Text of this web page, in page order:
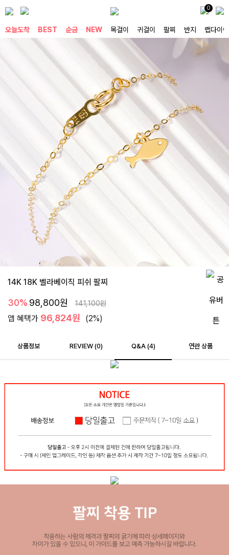
0
오늘도착 BEST 순금 NEW 목걸이 귀걸이 팔찌 반지 랩다이아
14K 18K 벨라베이직 피쉬 팔찌
30% 98,800원 141,100원
앱 혜택가 96,824원 (2%)
상품정보 REVIEW (0) Q&A (4) 연관 상품